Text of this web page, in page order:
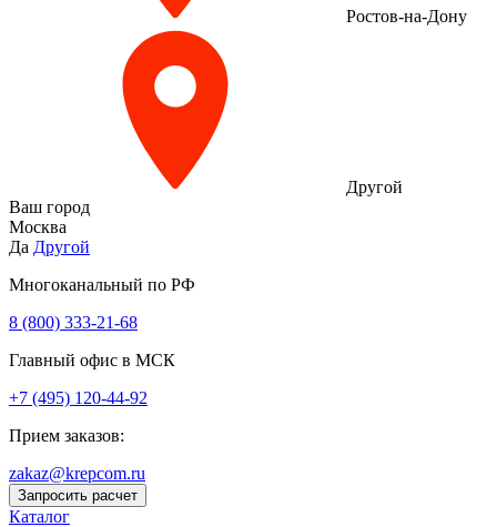
Ростов-на-Дону
Другой
Ваш город
Москва
Да Другой
Многоканальный по РФ
8 (800) 333‑21-68
Главный офис в МСК
+7 (495) 120-44-92
Прием заказов:
zakaz@krepcom.ru
Запросить расчет
Каталог